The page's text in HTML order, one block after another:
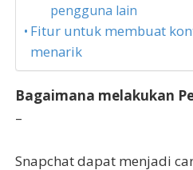
pengguna lain
Fitur untuk membuat
menarik
Bagaimana melakukan
–
Snapchat dapat menjadi